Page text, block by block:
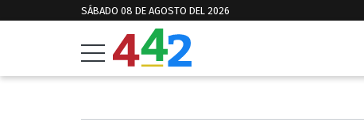
SÁBADO 08 DE AGOSTO DEL 2026